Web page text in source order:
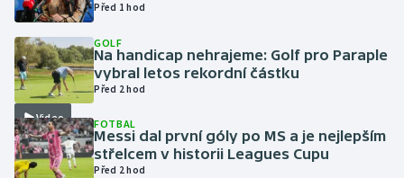
Lyže a snowboard
Moderní pětiboj
Motorsport
Olympijské hry
Před 1 hod
Video
GOLF
Na handicap nehrajeme: Golf pro Paraple
vybral letos rekordní částku
Před 2 hod
FOTBAL
Messi dal první góly po MS a je nejlepším
střelcem v historii Leagues Cupu
Před 2 hod